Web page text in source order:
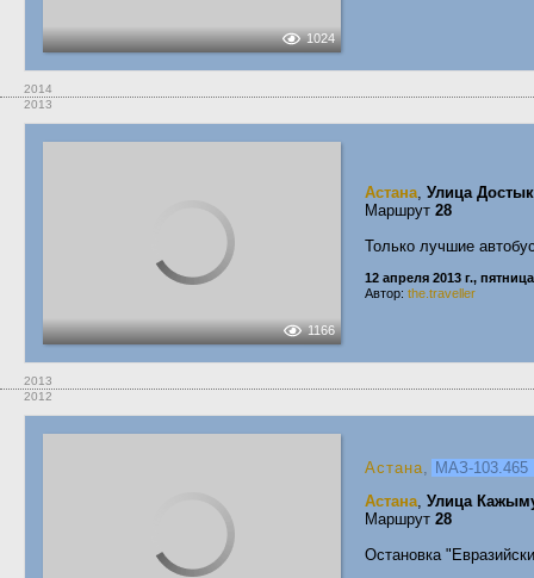
1024
2014
2013
1166
Астана, Улица Достык
Маршрут 28
Только лучшие
12 апреля 2013 г., пятница
Автор: the.traveller
2013
2012
Астана, МАЗ-103.465
Астана, Улица
Маршрут 28
Остановка